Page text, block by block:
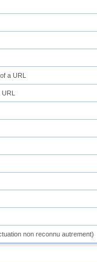
a URL
non reconnu autrement)